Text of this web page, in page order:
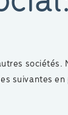
sociétés.
suivantes